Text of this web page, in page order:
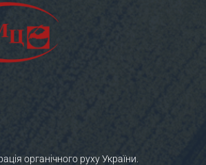
органічного руху України.